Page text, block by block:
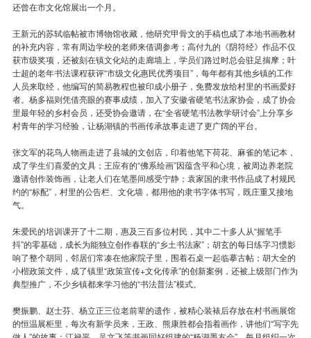
还曾在市文化馆展出一个月。
王新元的苏轼临帖被市博物馆收藏，他研究甲骨文的手稿也成了本地书画教材
的补充内容，常有周边学校的老师来借调参考；高付九的《阴符经》作品不仅
获市级奖项，还被刻在镇文化站的走廊墙上，学员们路过时总会驻足揣摩；叶
士超的老年书法课程获评“市级文化惠民优秀项目”，每年都有其他乡镇的工作
人员来取经，他编写的简易教程也被印成小册子，免费发放给村里的书画爱好
者。杨多福则凭借亮眼的赛事成绩，加入了安徽省硬笔书法家协会，成了协会
里最年轻的乡村会员，还受协会邀请，在“全省硬笔书法教学研讨会”上分享乡
村青年的学习经验，让杨湖镇的书画传承故事走进了更广阔的平台。
张文军的花鸟人物画走进了县城的文创店，印着他笔下荷花、麻雀的笔记本，
成了学生们喜爱的文具；王应有的“佛系绘画”因蕴含平和心境，被周边养老院
邀请创作装饰画，让老人们在笔墨间感受宁静；袁家国的隶书作品成了村规民
约的“标配”，村里的公告栏、文化墙，都用他的隶书字体书写，既庄重又接地
气。
朱爱民的培训课开了十二期，惠及三百多位村民，其中二十多人从“握笔手
抖”的零基础，成长为能独立创作春联的“乡土书法家”；胡玄的每日练字习惯影
响了整个胡同，邻居们常凑在他家院子里，围着石桌一起临摹古帖；胡大全的
小楷政策文件，成了镇里“政策宣传+文化传承”的创新案例，还被上级部门作为
典型推广，不少乡镇都来学习他的“书法普法”模式。
樊振鹏、赵士芬、杨立正三位老前辈的遗作，被精心装裱后存放在村书画展馆
的恒温展柜里，每次有新学员来，王政、熊康胜都会指着画作，讲他们“写字先